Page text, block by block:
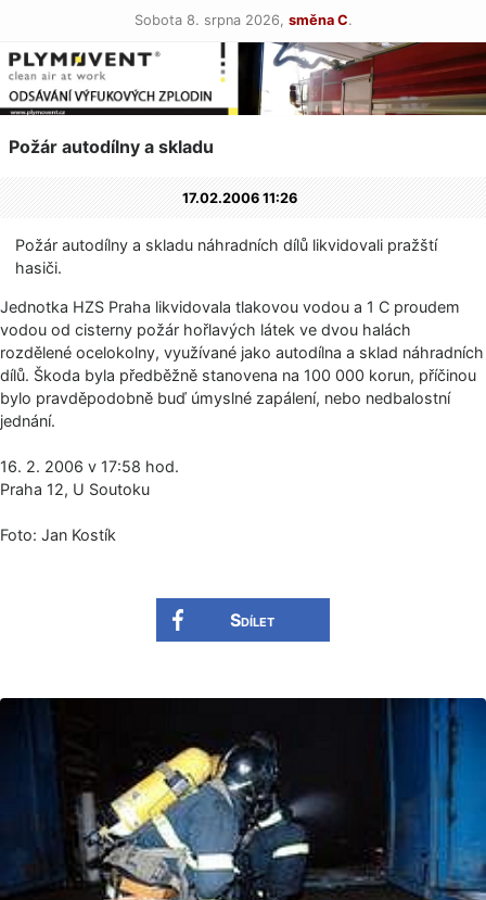
Sobota 8. srpna 2026, směna C.
Požár autodílny a skladu
17.02.2006 11:26
Požár autodílny a skladu náhradních dílů likvidovali pražští
hasiči.
Jednotka HZS Praha likvidovala tlakovou vodou a 1 C proudem
vodou od cisterny požár hořlavých látek ve dvou halách
rozdělené ocelokolny, využívané jako autodílna a sklad náhradních
dílů. Škoda byla předběžně stanovena na 100 000 korun, příčinou
bylo pravděpodobně buď úmyslné zapálení, nebo nedbalostní
jednání.
16. 2. 2006 v 17:58 hod.
Praha 12, U Soutoku
Foto: Jan Kostík
Sdílet